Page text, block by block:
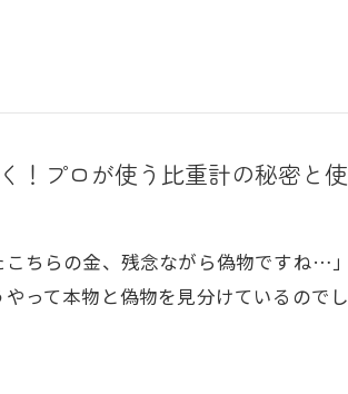
！プロが使う比重計の秘密と
こちらの金、残念ながら偽物ですね…
って本物と偽物を見分けているので